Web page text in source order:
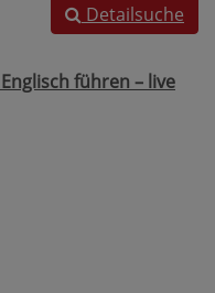
Detailsuche
führen – live